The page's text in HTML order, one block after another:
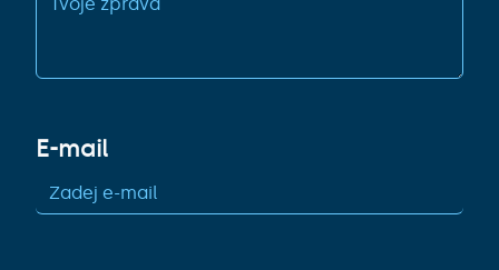
E-mail